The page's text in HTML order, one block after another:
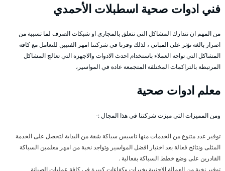
فني ادوات صحية اسطبلات الأحمدي
من المهم ان نتدارك المشاكل التي تتعلق بالمجاري او شبكات الصرف لما تسببة من
اضرار بالغة تؤثر على المباني ، لذلك وفرنا في شركتنا امهر الفنيين للتعامل مع كافة
المشاكل التي تواجه العملاء باستخدام احدث الادوات والاجهزة التي تعالج المشاكل
المرتبطة بالتراكمات المختلفة المتجمعة عادة في المواسير،
معلم ادوات صحية
ومن المميزات التي ميزت شركتنا في هذا المجال :-
توفير عدد متنوع من الخدمات منها تاسيس سباكة شقة من البداية لتحصل على الخدمة
المثلى ونتائج فعالة بعد اختيار افضل المواسير وتواجد نخبة من امهر معلمين السباكة
القادرين على وضع خطط السباكة بفعالية .
توفير نخبة من العمالة الاجنبية بخبرات وكفاءات كبيرة في كافة عمليات الصيانة